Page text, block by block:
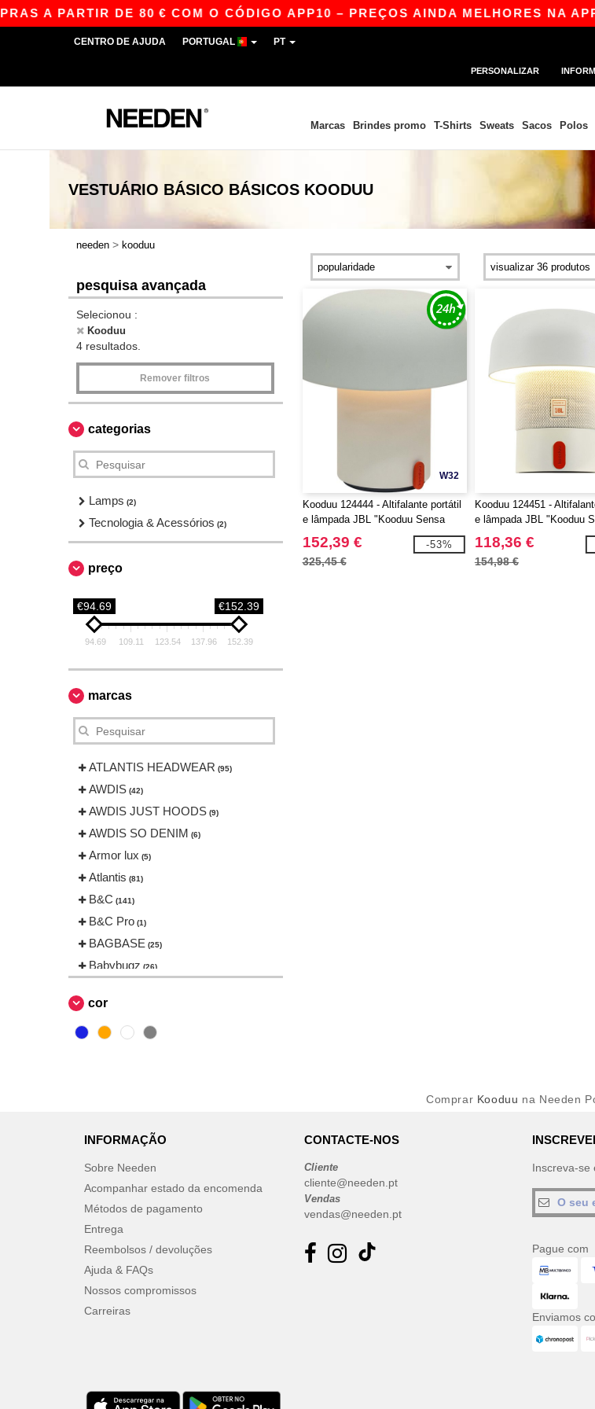
A PARTIR DE 80 € COM O CÓDIGO APP10 – PREÇOS AINDA MELHORES NA APP!
CENTRO DE AJUDA PORTUGAL PT
PERSONALIZAR
Marcas Brindes promo T-Shirts Sweats Sacos Polos
VESTUÁRIO BÁSICO BÁSICOS KOODUU
needen > kooduu
pesquisa avançada
Selecionou :
Kooduu
4 resultados.
Remover filtros
categorias
Lamps (2)
Tecnologia & Acessórios (2)
preço
€94.69 €152.39
94.69 109.11 123.54 137.96 152.39
marcas
ATLANTIS HEADWEAR (95)
AWDIS (42)
AWDIS JUST HOODS (9)
AWDIS SO DENIM (6)
Armor lux (5)
Atlantis (81)
B&C (141)
B&C Pro (1)
BAGBASE (25)
Babybugz (26)
Beechfield
Bella+Canvas
CamelBak (3)
CamelBak® (4)
Chipolo (2)
Craghoppers (14)
ECOLOGIE
ESTEX (12)
ET SI ON L'APPELAIT FRANCIS
(3)
EXCD BY PROMODORO
Elevate Life (51)
cor
W32
Kooduu 124444 - Altifalante portátil
e lâmpada JBL "Kooduu Sensa
Play"
152,39 €
325,45 €
-53%
Kooduu 124451 -
e lâmpada JBL "Kooduu
Play Mini"
118,36 €
154,98 €
Comprar Kooduu na Needen
INFORMAÇÃO
Sobre Needen
Acompanhar estado da encomenda
Métodos de pagamento
Entrega
Reembolsos / devoluções
Ajuda & FAQs
Nossos compromissos
Carreiras
CONTACTE-NOS
Cliente
cliente@needen.pt
Vendas
vendas@needen.pt
Inscreva-se
Pague com
Enviamos